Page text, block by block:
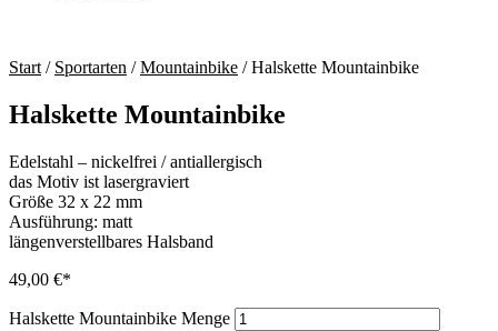
Start / Sportarten /Mountainbike / Halskette Mountainbike
Halskette Mountainbike
Edelstahl – nickelfrei / antiallergisch
das Motiv ist lasergraviert
Größe 32 x 22 mm
Ausführung: matt
längenverstellbares Halsband
49,00 €
Halskette Mountainbike Menge